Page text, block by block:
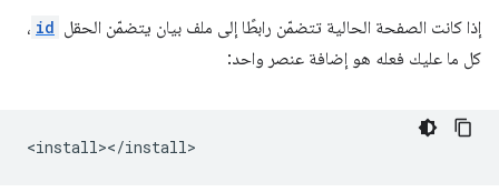
إذا كانت الصفحة الحالية تتضمّن رابطًا إلى ملف بيان يتضمّن الحقل id ،
كل ما عليك فعله هو إضافة عنصر واحد: